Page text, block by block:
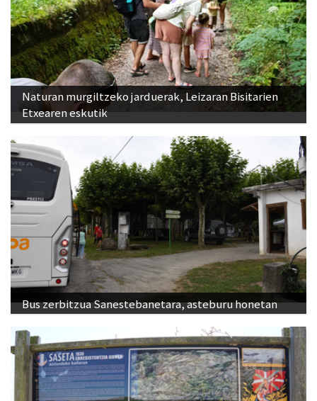
Naturan murgiltzeko jarduerak, Leizaran Bisitarien
Etxearen eskutik
Bus zerbitzua Sanestebanetara, asteburu honetan